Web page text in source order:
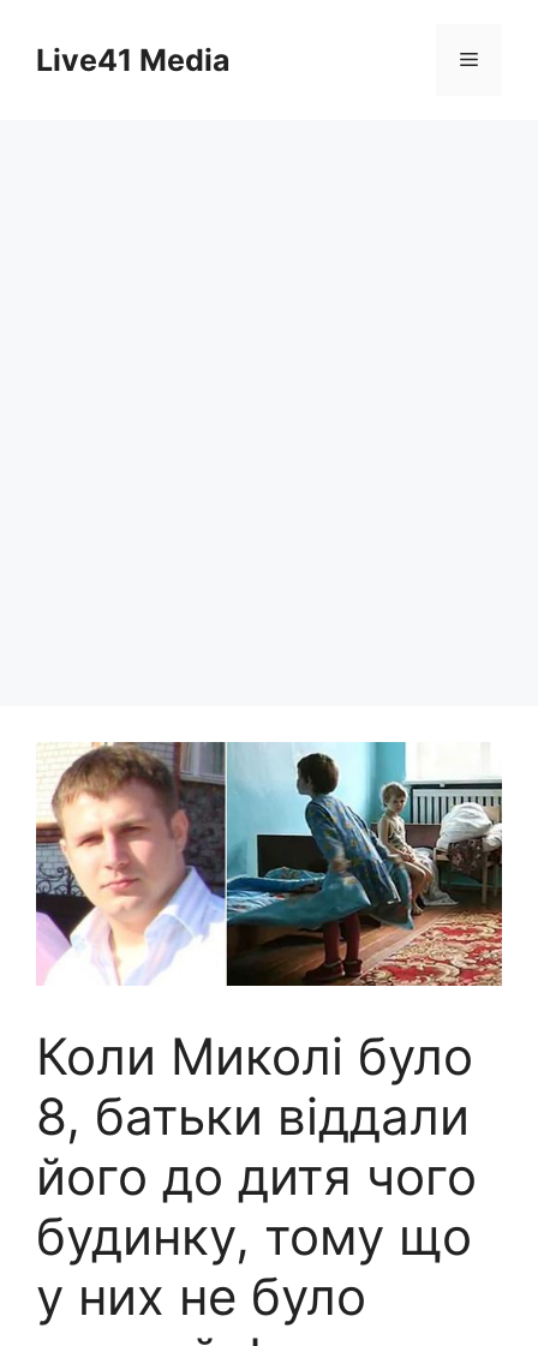
contentLive41 Media Menu
Коли Миколі було
8, батьки віддали
його до дитя чого
будинку, тому що
у них не було